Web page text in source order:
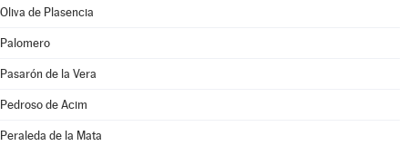
Oliva de Plasencia
Palomero
Pasarón de la Vera
Pedroso de Acim
Peraleda de la Mata